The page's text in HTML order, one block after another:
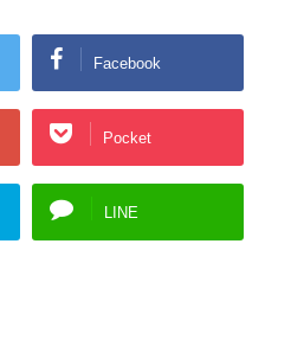
Facebook
Pocket
LINE